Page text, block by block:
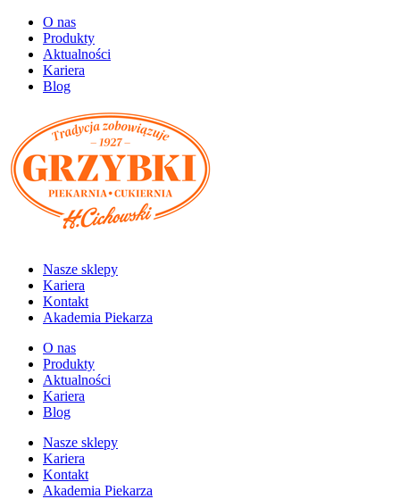
O nas
Produkty
Aktualności
Kariera
Blog
Nasze sklepy
Kariera
Kontakt
Akademia Piekarza
O nas
Produkty
Aktualności
Kariera
Blog
Nasze sklepy
Kariera
Kontakt
Akademia Piekarza